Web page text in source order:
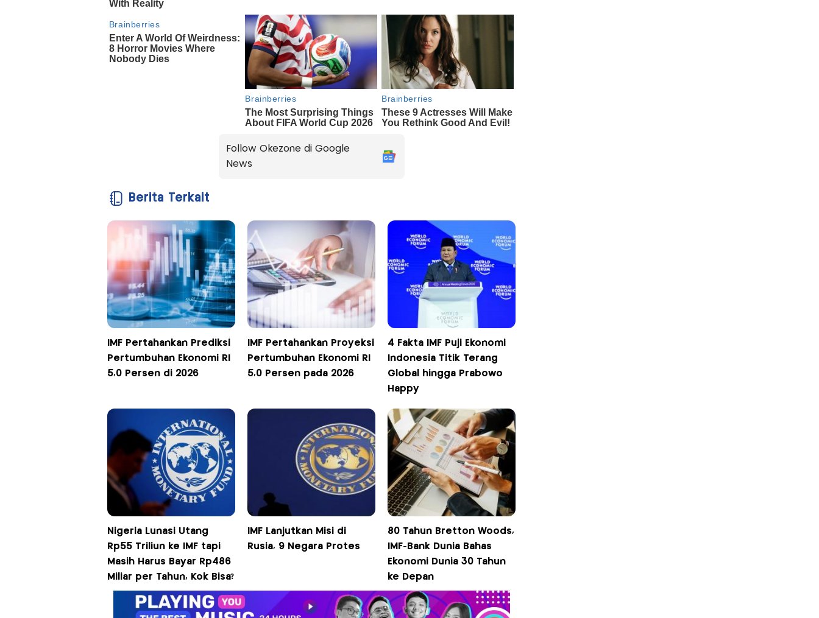
Follow Okezone di Google
News
Berita Terkait
IMF Pertahankan Prediksi
Pertumbuhan Ekonomi RI
5,0 Persen di 2026
IMF Pertahankan Proyeksi
Pertumbuhan Ekonomi RI
5,0 Persen pada 2026
4 Fakta IMF Puji Ekonomi
Indonesia Titik Terang
Global hingga Prabowo
Happy
Nigeria Lunasi Utang
Rp55 Triliun ke IMF tapi
Masih Harus Bayar Rp486
Miliar per Tahun, Kok Bisa?
IMF Lanjutkan Misi di
Rusia, 9 Negara Protes
80 Tahun Bretton Woods,
IMF-Bank Dunia Bahas
Ekonomi Dunia 30 Tahun
ke Depan